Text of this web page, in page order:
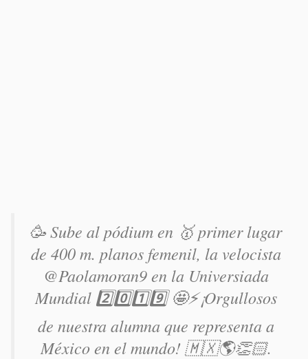
🥳 Sube al pódium en 🥇 primer lugar
de 400 m. planos femenil, la velocista
@Paolamoran9 en la Universiada
Mundial 2️⃣0️⃣1️⃣9️⃣ 🤩⚡️¡Orgullosos
de nuestra alumna que representa a
México en el mundo! 🇲🇽🌎👏🏻.